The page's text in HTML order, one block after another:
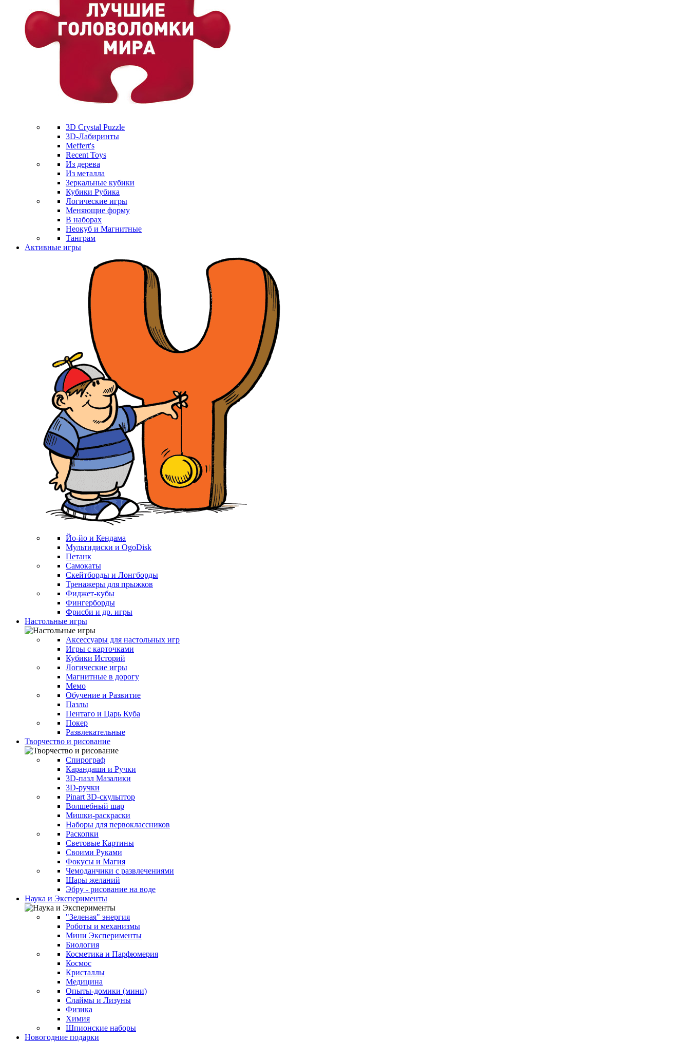
3D Crystal Puzzle
3D-Лабиринты
Meffert's
Recent Toys
Из дерева
Из металла
Зеркальные кубики
Кубики Рубика
Логические игры
Меняющие форму
В наборах
Неокуб и Магнитные
Танграм
Активные игры
Йо-йо и Кендама
Мультидиски и OgoDisk
Петанк
Самокаты
Скейтборды и Лонгборды
Тренажеры для прыжков
Фиджет-кубы
Фингерборды
Фрисби и др. игры
Настольные игры
Аксессуары для настольных игр
Игры с карточками
Кубики Историй
Логические игры
Магнитные в дорогу
Мемо
Обучение и Развитие
Пазлы
Пентаго и Царь Куба
Покер
Развлекательные
Творчество и рисование
Спирограф
Карандаши и Ручки
3D-пазл Мазалики
3D-ручки
Pinart 3D-скульптор
Волшебный шар
Мишки-раскраски
Наборы для первоклассников
Раскопки
Световые Картины
Своими Руками
Фокусы и Магия
Чемоданчики с развлечениями
Шары желаний
Эбру - рисование на воде
Наука и Эксперименты
"Зеленая" энергия
Роботы и механизмы
Мини Эксперименты
Биология
Косметика и Парфюмерия
Космос
Кристаллы
Медицина
Опыты-домики (мини)
Слаймы и Лизуны
Физика
Химия
Шпионские наборы
Новогодние подарки